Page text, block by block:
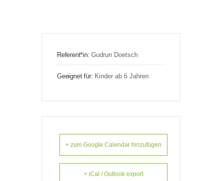
Referent*in:Gudrun Doetsch
Geeignet für: Kinder ab 6 Jahren
+ zum Google Calendar hinzufügen
+ iCal / Outlook export